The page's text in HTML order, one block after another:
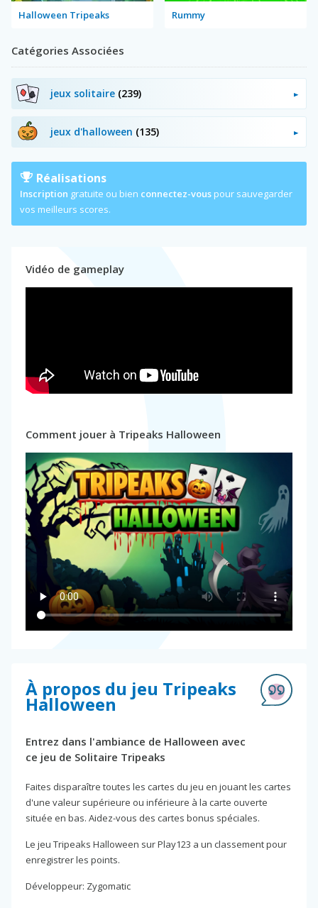
Halloween Tripeaks Rummy
Catégories Associées
jeux solitaire (239)
jeux d'halloween (135)
Réalisations
Inscription gratuite ou bien connectez-vous pour sauvegarder
vos meilleurs scores.
Vidéo de gameplay
Comment jouer à Tripeaks Halloween
À propos du jeu Tripeaks
Halloween
Entrez dans l'ambiance de Halloween avec
ce jeu de Solitaire Tripeaks
Faites disparaître toutes les cartes du jeu en jouant les cartes
d'une valeur supérieure ou inférieure à la carte ouverte
située en bas. Aidez-vous des cartes bonus spéciales.
Le jeu Tripeaks Halloween sur Play123 a un classement pour
enregistrer les points.
Développeur: Zygomatic